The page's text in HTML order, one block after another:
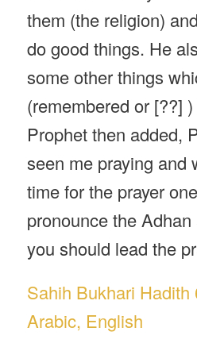
them (the religion)
do good things. He
some other things
(remembered or [??]
Prophet then added,
seen me praying and
time for the prayer
pronounce the
you should lead the
Sahih Bukhari Hadith
Arabic, English